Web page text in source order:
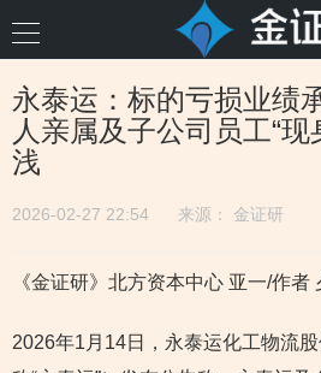
永泰运：标的亏损业绩
人亲属及子公司员工“现
浅
2026-02-27 22:54 来源： 金证研
《金证研》北方资本中心 亚一/作者
2026年1月14日，永泰运化工物流